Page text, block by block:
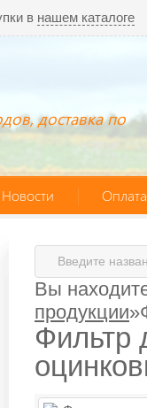
в нашем каталоге
доставка по
Новости
Вы
продукции»
Фильтр